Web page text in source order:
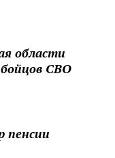
области
СВО
пенсии